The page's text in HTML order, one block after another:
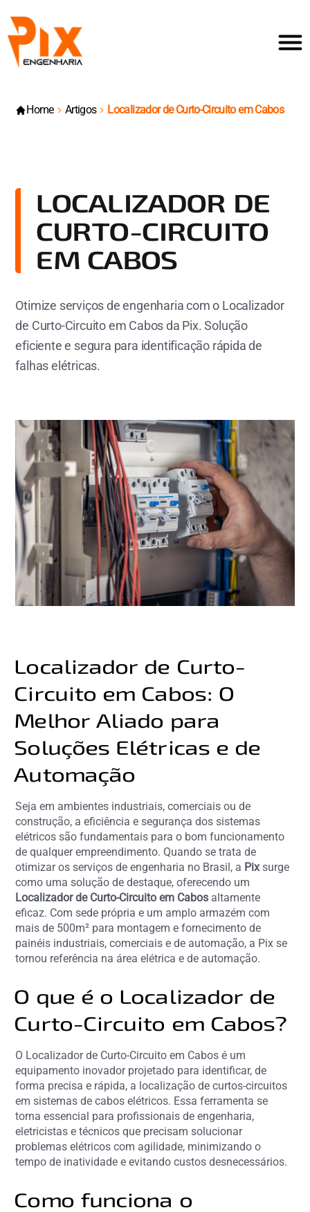
Home Artigos Localizador de Curto-Circuito em Cabos
LOCALIZADOR DE
CURTO-CIRCUITO
EM CABOS
Otimize serviços de engenharia com o Localizador
de Curto-Circuito em Cabos da Pix. Solução
eficiente e segura para identificação rápida de
falhas elétricas.
Localizador de Curto-
Circuito em Cabos: O
Melhor Aliado para
Soluções Elétricas e de
Automação
Seja em ambientes industriais, comerciais ou de
construção, a eficiência e segurança dos sistemas
elétricos são fundamentais para o bom funcionamento
de qualquer empreendimento. Quando se trata de
otimizar os serviços de engenharia no Brasil, a Pixsurge
como uma solução de destaque, oferecendo um
Localizador de Curto-Circuito em Cabos altamente
eficaz. Com sede própria e um amplo armazém com
mais de 500m² para montagem e fornecimento de
painéis industriais, comerciais e de automação, a Pix se
tornou referência na área elétrica e de automação.
O que é o Localizador de
Curto-Circuito em Cabos?
O Localizador de Curto-Circuito em Cabos é um
equipamento inovador projetado para identificar, de
forma precisa e rápida, a localização de curtos-circuitos
em sistemas de cabos elétricos. Essa ferramenta se
torna essencial para profissionais de engenharia,
eletricistas e técnicos que precisam solucionar
problemas elétricos com agilidade, minimizando o
tempo de inatividade e evitando custos desnecessários.
Como funciona o